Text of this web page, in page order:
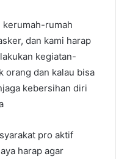
kerumah-rumah
dan kami harap
kegiatan-
orang dan kalau bisa
kebersihan diri
pro aktif
harap agar